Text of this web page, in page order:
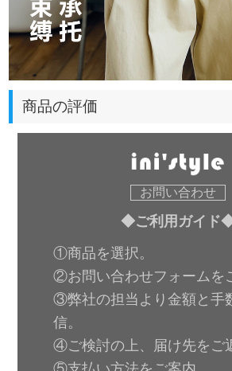
商品の評価
お問い合わせ
◆ご利用ガイド
①商品を選択。
②お問い合わせフォームを
③弊社の担当より金額と手
信。
④ご検討の上、届け先をご